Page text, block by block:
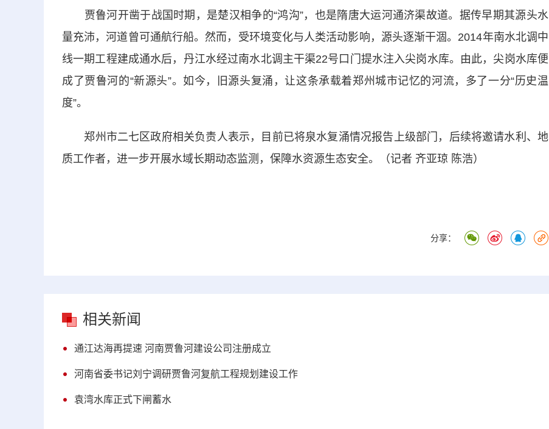
贾鲁河开凿于战国时期，是楚汉相争的“鸿沟”，也是隋唐大运河通济渠故道。据传早期其源头水
量充沛，河道曾可通航行船。然而，受环境变化与人类活动影响，源头逐渐干涸。2014年南水北调中
线一期工程建成通水后，丹江水经过南水北调主干渠22号口门提水注入尖岗水库。由此，尖岗水库便
成了贾鲁河的“新源头”。如今，旧源头复涌，让这条承载着郑州城市记忆的河流，多了一分“历史温
度”。
郑州市二七区政府相关负责人表示，目前已将泉水复涌情况报告上级部门，后续将邀请水利、地
质工作者，进一步开展水域长期动态监测，保障水资源生态安全。（记者 齐亚琼 陈浩）
分享：
相关新闻
通江达海再提速 河南贾鲁河建设公司注册成立
河南省委书记刘宁调研贾鲁河复航工程规划建设工作
袁湾水库正式下闸蓄水